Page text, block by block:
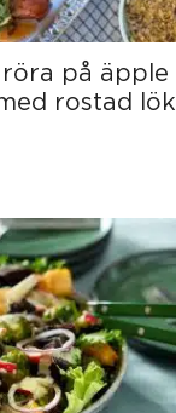
på äpple
rostad lök